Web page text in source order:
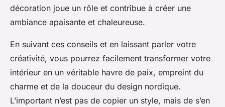
décoration joue un rôle et contribue à créer une
ambiance apaisante et chaleureuse.
En suivant ces conseils et en laissant parler votre
créativité, vous pourrez facilement transformer votre
intérieur en un véritable havre de paix, empreint du
charme et de la douceur du design nordique.
L’important n’est pas de copier un style, mais de s’en